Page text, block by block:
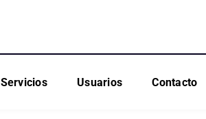
Servicios Usuarios Contacto